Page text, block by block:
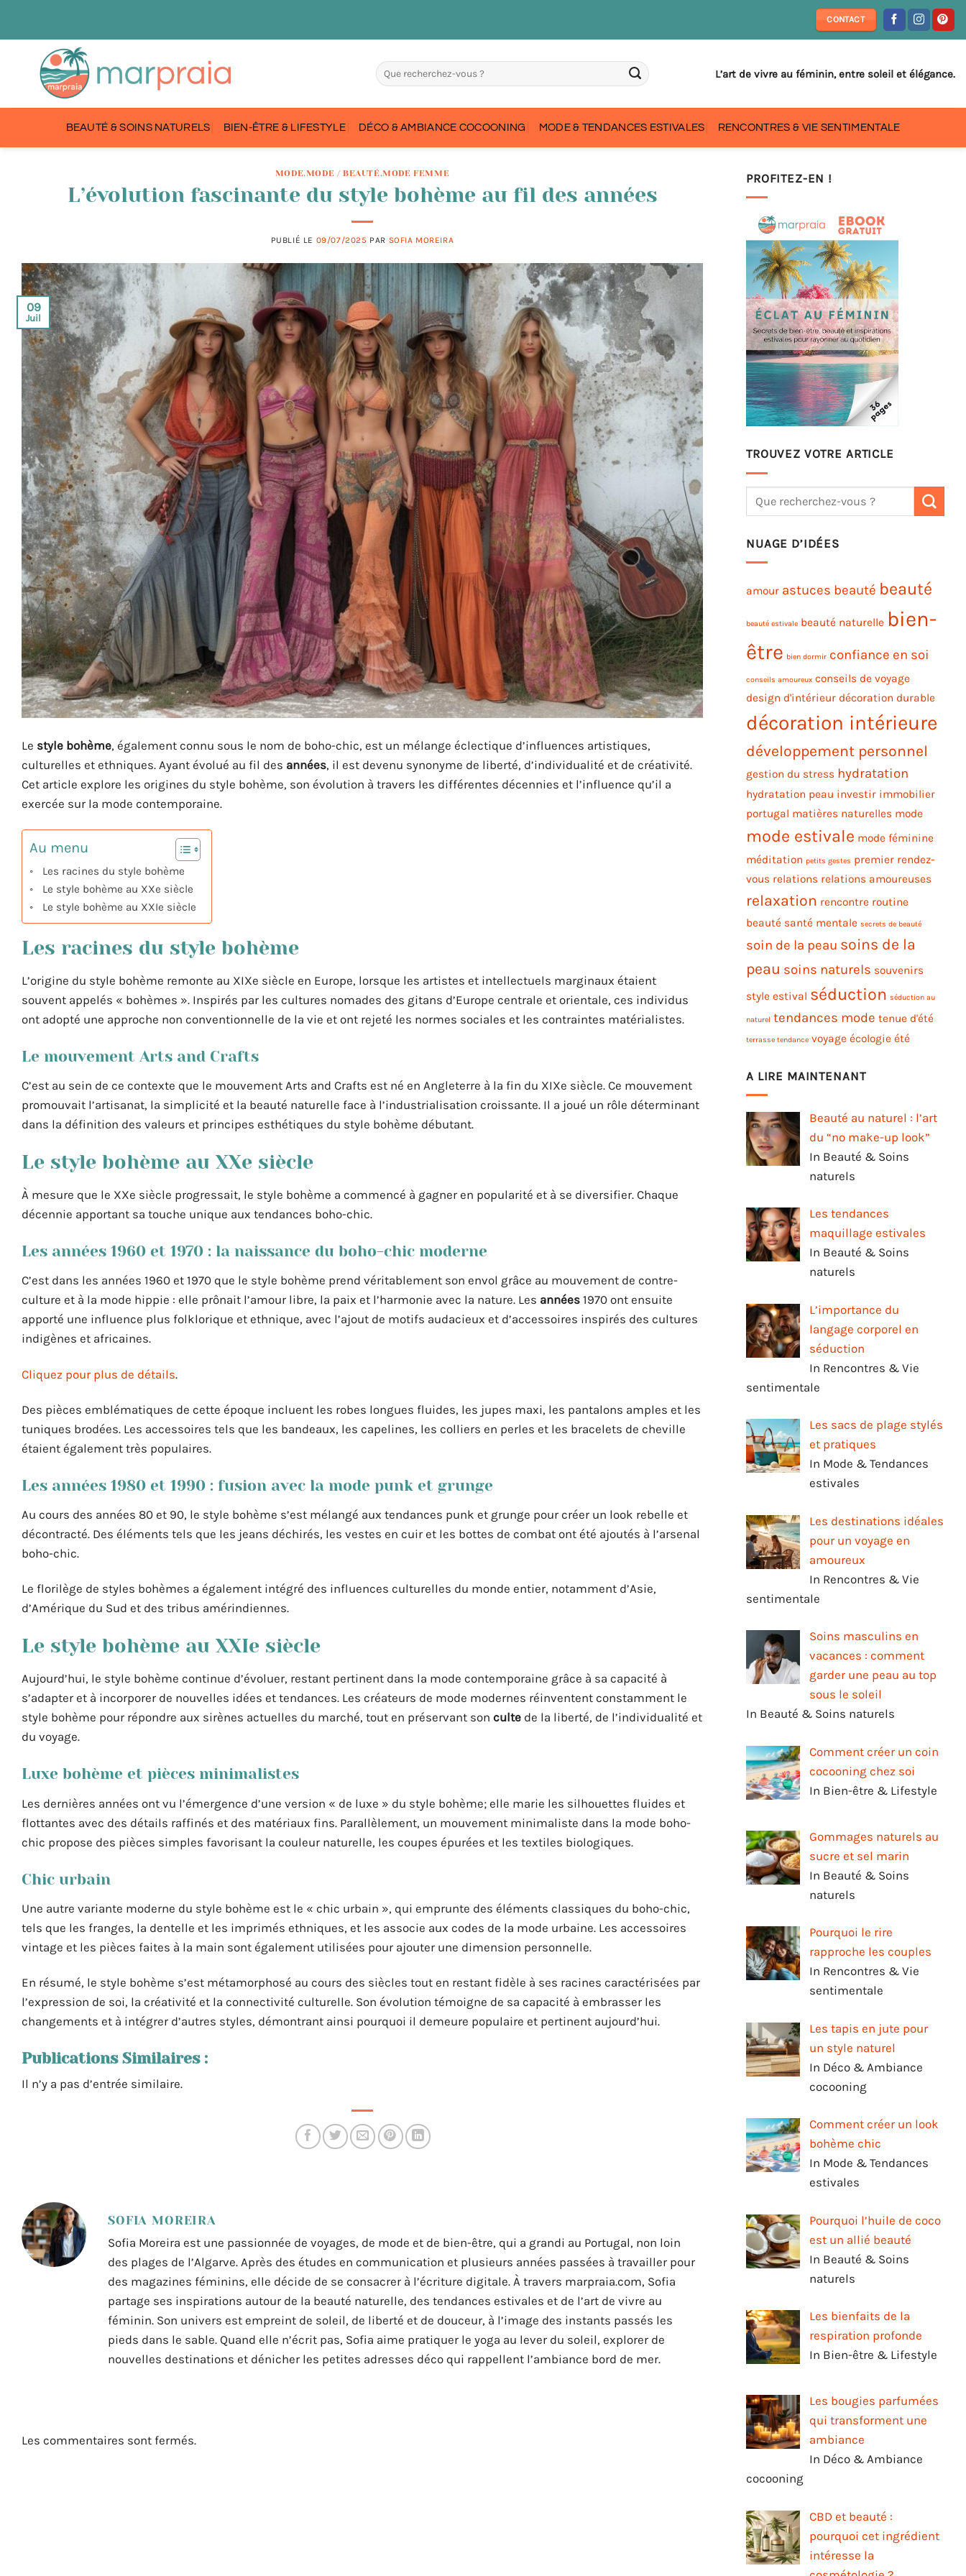
CONTACT
L’art de vivre au féminin, entre soleil et élégance.
BEAUTÉ & SOINS NATURELS BIEN-ÊTRE & LIFESTYLE DÉCO & AMBIANCE COCOONING MODE & TENDANCES ESTIVALES RENCONTRES & VIE SENTIMENTALE
MODE,MODE / BEAUTÉ,MODE FEMME
L’évolution fascinante du style bohème au fil des années
PUBLIÉ LE 09/07/2025 PAR SOFIA MOREIRA
09
Juil
Le style bohème, également connu sous le nom de boho-chic, est un mélange éclectique d’influences artistiques,
culturelles et ethniques. Ayant évolué au fil des années, il est devenu synonyme de liberté, d’individualité et de créativité.
Cet article explore les origines du style bohème, son évolution à travers les différentes décennies et l’influence qu’il a
exercée sur la mode contemporaine.
Au menu
Les racines du style bohème
Le style bohème au XXe siècle
Le style bohème au XXIe siècle
Les racines du style bohème
L’origine du style bohème remonte au XIXe siècle en Europe, lorsque les artistes et intellectuels marginaux étaient
souvent appelés « bohèmes ». Inspirés par les cultures nomades des gitans d’Europe centrale et orientale, ces individus
ont adopté une approche non conventionnelle de la vie et ont rejeté les normes sociales et les contraintes matérialistes.
Le mouvement Arts and Crafts
C’est au sein de ce contexte que le mouvement Arts and Crafts est né en Angleterre à la fin du XIXe siècle. Ce mouvement
promouvait l’artisanat, la simplicité et la beauté naturelle face à l’industrialisation croissante. Il a joué un rôle déterminant
dans la définition des valeurs et principes esthétiques du style bohème débutant.
Le style bohème au XXe siècle
À mesure que le XXe siècle progressait, le style bohème a commencé à gagner en popularité et à se diversifier. Chaque
décennie apportant sa touche unique aux tendances boho-chic.
Les années 1960 et 1970 : la naissance du boho-chic moderne
C’est dans les années 1960 et 1970 que le style bohème prend véritablement son envol grâce au mouvement de contre-
culture et à la mode hippie : elle prônait l’amour libre, la paix et l’harmonie avec la nature. Les années 1970 ont ensuite
apporté une influence plus folklorique et ethnique, avec l’ajout de motifs audacieux et d’accessoires inspirés des cultures
indigènes et africaines.
Cliquez pour plus de détails.
Des pièces emblématiques de cette époque incluent les robes longues fluides, les jupes maxi, les pantalons amples et les
tuniques brodées. Les accessoires tels que les bandeaux, les capelines, les colliers en perles et les bracelets de cheville
étaient également très populaires.
Les années 1980 et 1990 : fusion avec la mode punk et grunge
Au cours des années 80 et 90, le style bohème s’est mélangé aux tendances punk et grunge pour créer un look rebelle et
décontracté. Des éléments tels que les jeans déchirés, les vestes en cuir et les bottes de combat ont été ajoutés à l’arsenal
boho-chic.
Le florilège de styles bohèmes a également intégré des influences culturelles du monde entier, notamment d’Asie,
d’Amérique du Sud et des tribus amérindiennes.
Le style bohème au XXIe siècle
Aujourd’hui, le style bohème continue d’évoluer, restant pertinent dans la mode contemporaine grâce à sa capacité à
s’adapter et à incorporer de nouvelles idées et tendances. Les créateurs de mode modernes réinventent constamment le
style bohème pour répondre aux sirènes actuelles du marché, tout en préservant son culte de la liberté, de l’individualité et
du voyage.
Luxe bohème et pièces minimalistes
Les dernières années ont vu l’émergence d’une version « de luxe » du style bohème; elle marie les silhouettes fluides et
flottantes avec des détails raffinés et des matériaux fins. Parallèlement, un mouvement minimaliste dans la mode boho-
chic propose des pièces simples favorisant la couleur naturelle, les coupes épurées et les textiles biologiques.
Chic urbain
Une autre variante moderne du style bohème est le « chic urbain », qui emprunte des éléments classiques du boho-chic,
tels que les franges, la dentelle et les imprimés ethniques, et les associe aux codes de la mode urbaine. Les accessoires
vintage et les pièces faites à la main sont également utilisées pour ajouter une dimension personnelle.
En résumé, le style bohème s’est métamorphosé au cours des siècles tout en restant fidèle à ses racines caractérisées par
l’expression de soi, la créativité et la connectivité culturelle. Son évolution témoigne de sa capacité à embrasser les
changements et à intégrer d’autres styles, démontrant ainsi pourquoi il demeure populaire et pertinent aujourd’hui.
Publications Similaires :
Il n’y a pas d’entrée similaire.
SOFIA MOREIRA
Sofia Moreira est une passionnée de voyages, de mode et de bien-être, qui a grandi au Portugal, non loin
des plages de l’Algarve. Après des études en communication et plusieurs années passées à travailler pour
des magazines féminins, elle décide de se consacrer à l’écriture digitale. À travers marpraia.com, Sofia
partage ses inspirations autour de la beauté naturelle, des tendances estivales et de l’art de vivre au
féminin. Son univers est empreint de soleil, de liberté et de douceur, à l’image des instants passés les
pieds dans le sable. Quand elle n’écrit pas, Sofia aime pratiquer le yoga au lever du soleil, explorer de
nouvelles destinations et dénicher les petites adresses déco qui rappellent l’ambiance bord de mer.
Les commentaires sont fermés.
PROFITEZ-EN !
TROUVEZ VOTRE ARTICLE
NUAGE D’IDÉES
amour astuces beauté beauté
beauté estivale beauté naturelle bien-
être bien dormir confiance en soi
conseils amoureux conseils de voyage
design d'intérieur décoration durable
décoration intérieure
développement personnel
gestion du stress hydratation
hydratation peau investir immobilier
portugal matières naturelles mode
mode estivale mode féminine
méditation petits gestes premier rendez-
vous relations relations amoureuses
relaxation rencontre routine
beauté santé mentale secrets de beauté
soin de la peau soins de la
peau soins naturels souvenirs
style estival séduction séduction au
naturel tendances mode tenue d'été
terrasse tendance voyage écologie été
A LIRE MAINTENANT
Beauté au naturel : l’art
du “no make-up look”
In Beauté & Soins
naturels
Les tendances
maquillage estivales
In Beauté & Soins
naturels
L’importance du
langage corporel en
séduction
In Rencontres & Vie
sentimentale
Les sacs de plage stylés
et pratiques
In Mode & Tendances
estivales
Les destinations idéales
pour un voyage en
amoureux
In Rencontres & Vie
sentimentale
Soins masculins en
vacances : comment
garder une peau au top
sous le soleil
In Beauté & Soins naturels
Comment créer un coin
cocooning chez soi
In Bien-être & Lifestyle
Gommages naturels au
sucre et sel marin
In Beauté & Soins
naturels
Pourquoi le rire
rapproche les couples
In Rencontres & Vie
sentimentale
Les tapis en jute pour
un style naturel
In Déco & Ambiance
cocooning
Comment créer un look
bohème chic
In Mode & Tendances
estivales
Pourquoi l’huile de coco
est un allié beauté
In Beauté & Soins
naturels
Les bienfaits de la
respiration profonde
In Bien-être & Lifestyle
Les bougies parfumées
qui transforment une
ambiance
In Déco & Ambiance
cocooning
CBD et beauté :
pourquoi cet ingrédient
intéresse la